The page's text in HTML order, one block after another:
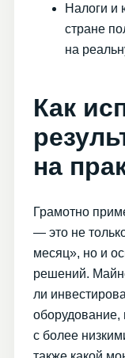
Налоги и
стране
на
Как
на
Грамотно
— это не
месяц», но и
решений.
ли
оборудование,
с более